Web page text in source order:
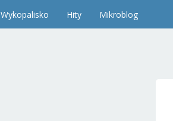
Wykopalisko Hity Mikroblog